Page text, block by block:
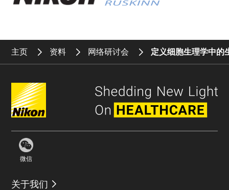
主页 资料 网络研讨会 定义细胞生理学中的
微信
关于我们